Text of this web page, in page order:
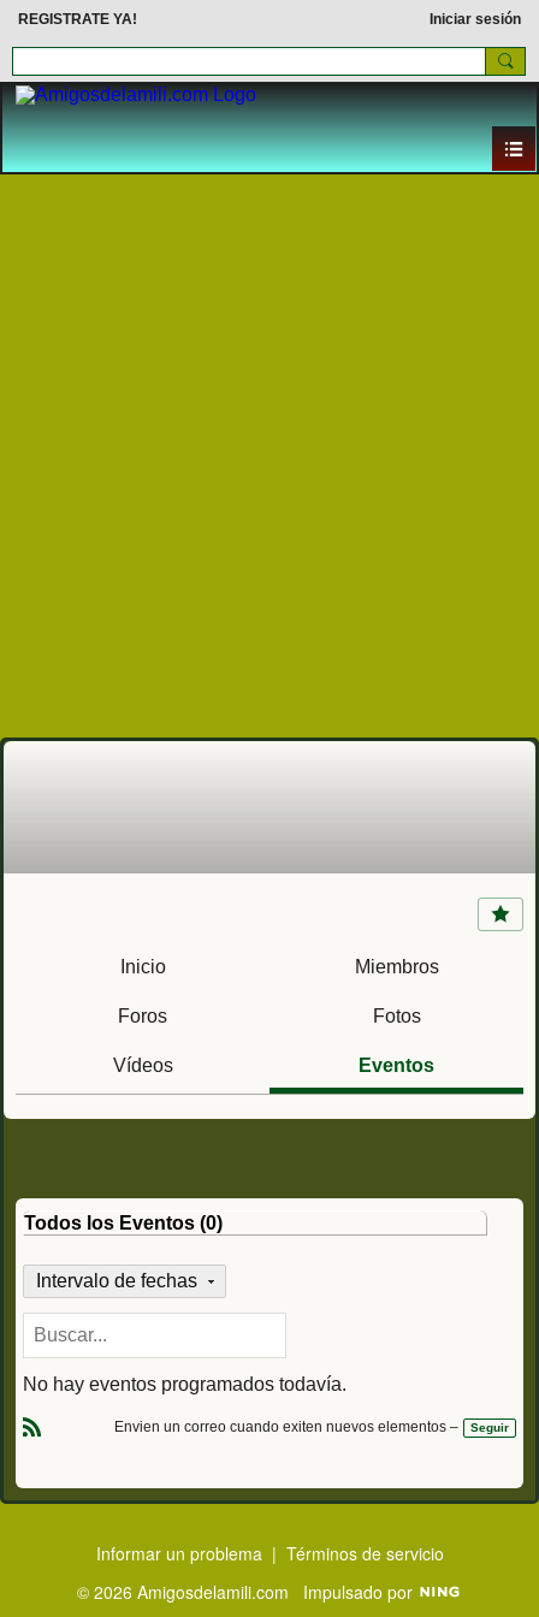
REGISTRATE YA! Iniciar sesión
RMPFF ll Bon 22 unidad (Córdoba) Regimiento
de Movilización y Prácticas de Ferrocarriles
Inicio Miembros
Foros Fotos
Vídeos Eventos
Todos los Eventos (0)
Intervalo de fechas
No hay eventos programados todavía.
S
Envien un correo cuando exiten nuevos elementos – Seguir
Informar un problema | Términos de servicio
© 2026 Amigosdelamili.com Impulsado por